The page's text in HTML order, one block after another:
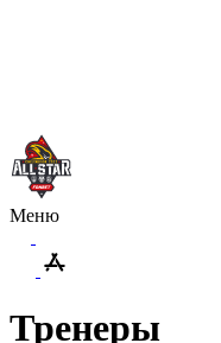
Меню
Тренеры